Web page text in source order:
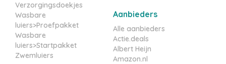
Verzorgingsdoekjes
Wasbare
luiers>Proefpakket
Wasbare
luiers>Startpakket
Zwemluiers
Aanbieders
Alle aanbieders
Actie.deals
Albert Heijn
Amazon.nl